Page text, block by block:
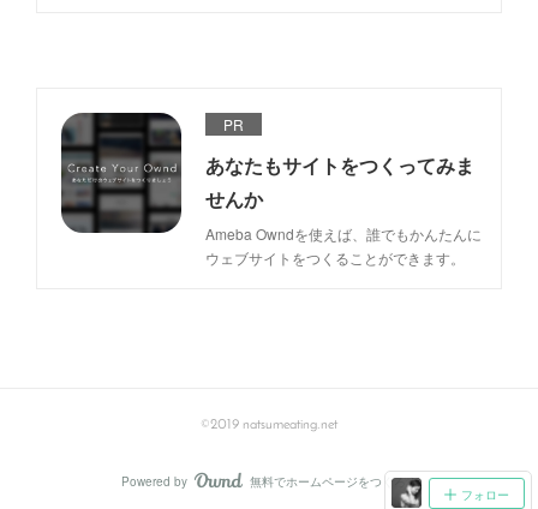
PR
あなたもサイトをつくってみま
せんか
Ameba Owndを使えば、誰でもかんたんに
ウェブサイトをつくることができます。
フォロー
©2019 natsumeating.net
Powered by AmebaOwnd
無料でホームページをつくろう